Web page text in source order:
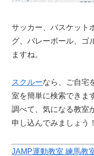
サッカー、バスケット
グ、バレーボール、ゴ
ますね。
スクルーなら、ご自宅
室を簡単に検索できま
調べて、気になる教室
申し込んでみましょう！
JAMP運動教室 練馬教